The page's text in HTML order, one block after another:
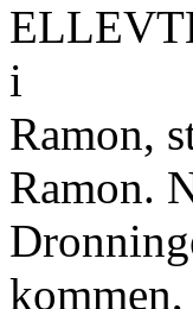
i
Ramon,
Ramon.
kommen,